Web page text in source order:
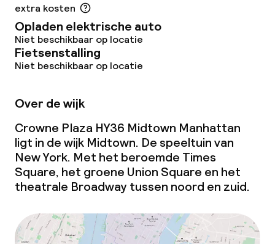
extra kosten
Opladen elektrische auto
Niet beschikbaar op locatie
Fietsenstalling
Niet beschikbaar op locatie
Over de wijk
Crowne Plaza HY36 Midtown Manhattan
ligt in de wijk Midtown. De speeltuin van
New York. Met het beroemde Times
Square, het groene Union Square en het
theatrale Broadway tussen noord en zuid.